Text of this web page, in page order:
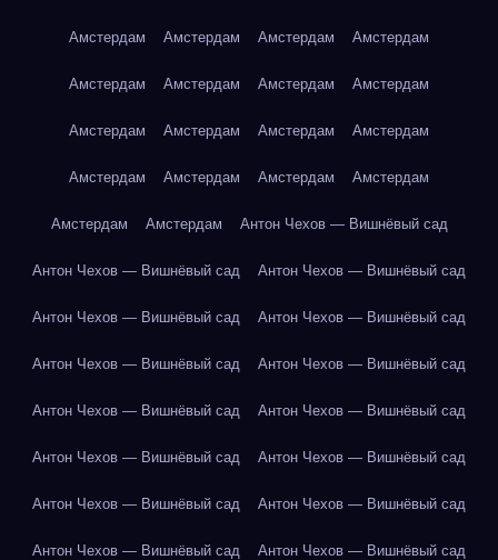
Амстердам Амстердам Амстердам Амстердам
Амстердам Амстердам Амстердам Амстердам
Амстердам Амстердам Амстердам Амстердам
Амстердам Амстердам Амстердам Амстердам
Амстердам Амстердам Антон Чехов — Вишнёвый сад
Антон Чехов — Вишнёвый сад Антон Чехов — Вишнёвый сад
Антон Чехов — Вишнёвый сад Антон Чехов — Вишнёвый сад
Антон Чехов — Вишнёвый сад Антон Чехов — Вишнёвый сад
Антон Чехов — Вишнёвый сад Антон Чехов — Вишнёвый сад
Антон Чехов — Вишнёвый сад Антон Чехов — Вишнёвый сад
Антон Чехов — Вишнёвый сад Антон Чехов — Вишнёвый сад
Антон Чехов — Вишнёвый сад Антон Чехов — Вишнёвый сад